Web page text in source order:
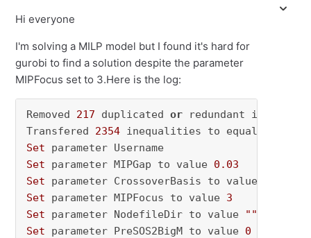
Hi everyone
I'm solving a MILP model but I found it's hard for
gurobi to find a solution despite the parameter
MIPFocus set to 3.Here is the log:
Removed 217 duplicated or redundant
Transfered 2354
Set
Set parameter MIPGap to value 0.03
Set parameter CrossoverBasis to value
Set parameter MIPFocus to value 3
Set parameter NodefileDir to value ""
Set parameter PreSOS2BigM to value 0